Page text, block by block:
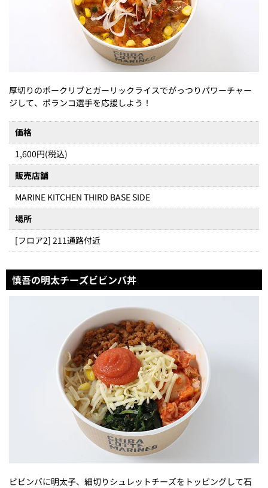
厚切りのポークリブとガーリックライスでがっつりパワーチャー
ジして、ポランコ選手を応援しよう！
価格
1,600円(税込)
販売店舗
MARINE KITCHEN THIRD BASE SIDE
場所
[フロア2] 211通路付近
慎吾の明太チーズビビンバ丼
ビビンバに明太子、細切りシュレットチーズをトッピングして石